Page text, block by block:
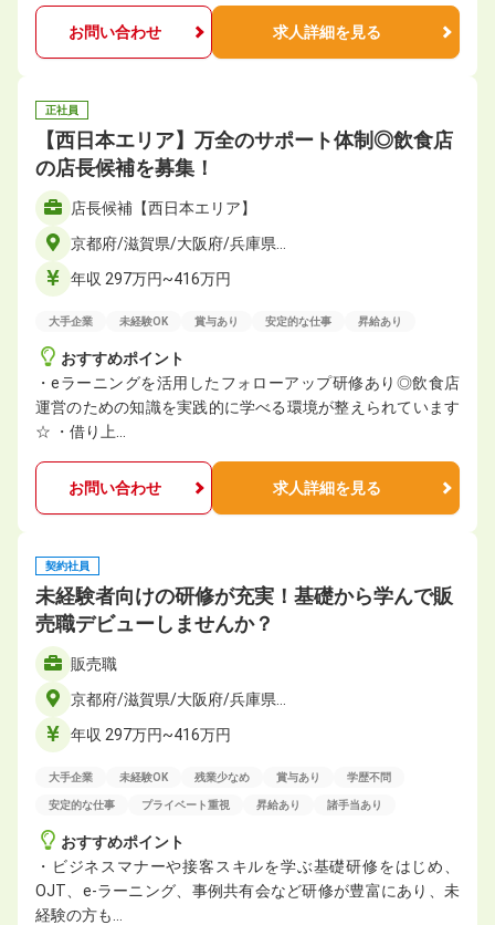
お問い合わせ 求人詳細を見る
正社員
【西日本エリア】万全のサポート体制◎飲食店
の店長候補を募集！
店長候補【西日本エリア】
京都府/滋賀県/大阪府/兵庫県…
年収 297万円~416万円
大手企業 未経験OK 賞与あり 安定的な仕事 昇給あり
おすすめポイント
・eラーニングを活用したフォローアップ研修あり◎飲食店
運営のための知識を実践的に学べる環境が整えられています
☆ ・借り上…
お問い合わせ 求人詳細を見る
契約社員
未経験者向けの研修が充実！基礎から学んで販
売職デビューしませんか？
販売職
京都府/滋賀県/大阪府/兵庫県…
年収 297万円~416万円
大手企業 未経験OK 残業少なめ 賞与あり 学歴不問
安定的な仕事 プライベート重視 昇給あり 諸手当あり
おすすめポイント
・ビジネスマナーや接客スキルを学ぶ基礎研修をはじめ、
OJT、e-ラーニング、事例共有会など研修が豊富にあり、未
経験の方も…